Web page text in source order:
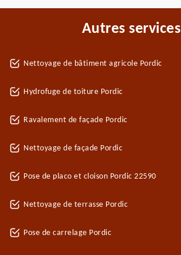
Autres services
Nettoyage de bâtiment agricole Pordic
Hydrofuge de toiture Pordic
Ravalement de façade Pordic
Nettoyage de façade Pordic
Pose de placo et cloison Pordic 22590
Nettoyage de terrasse Pordic
Pose de carrelage Pordic